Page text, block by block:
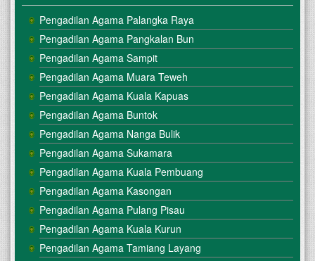
Pengadilan Agama Palangka Raya
Pengadilan Agama Pangkalan Bun
Pengadilan Agama Sampit
Pengadilan Agama Muara Teweh
Pengadilan Agama Kuala Kapuas
Pengadilan Agama Buntok
Pengadilan Agama Nanga Bulik
Pengadilan Agama Sukamara
Pengadilan Agama Kuala Pembuang
Pengadilan Agama Kasongan
Pengadilan Agama Pulang Pisau
Pengadilan Agama Kuala Kurun
Pengadilan Agama Tamiang Layang